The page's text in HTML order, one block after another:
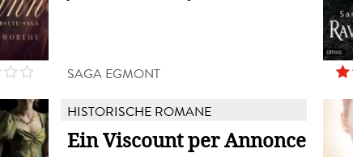
SAGA EGMONT
HISTORISCHE ROMANE
Ein Viscount per Annonce